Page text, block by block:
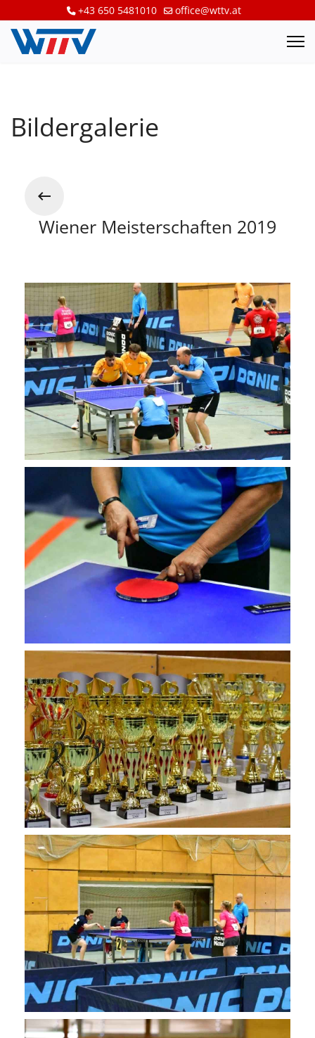
+43 650 5481010 office@wttv.at
Bildergalerie
Wiener Meisterschaften 2019